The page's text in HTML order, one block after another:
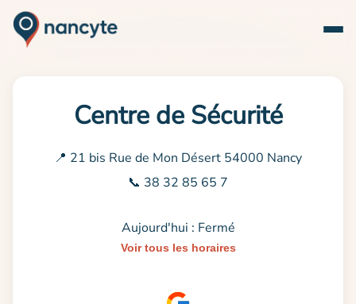
Centre de Sécurité
📍 21 bis Rue de Mon Désert 54000 Nancy
📞 38 32 85 65 7
Aujourd'hui : Fermé
Voir tous les horaires